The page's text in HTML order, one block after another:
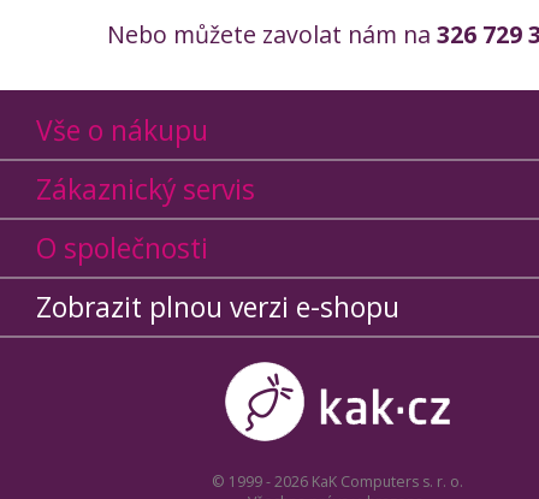
Nebo můžete zavolat nám na 326 729
Vše o nákupu
Zákaznický servis
O společnosti
Zobrazit plnou verzi e-shopu
© 1999 - 2026 KaK Computers s. r. o.